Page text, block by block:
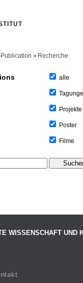
Publication > Recherche
alle
Projekte
Poster
Filme
WISSENSCHAFT UND